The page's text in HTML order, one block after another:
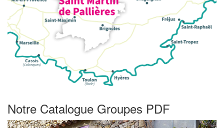
Notre Catalogue Groupes PDF